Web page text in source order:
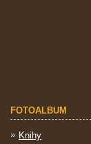
FOTOALBUM
Knihy